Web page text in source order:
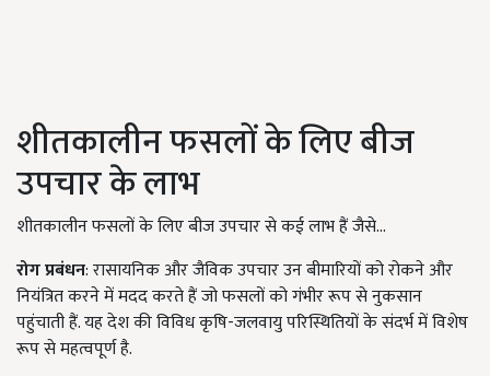
शीतकालीन फसलों के लिए बीज
उपचार के लाभ
शीतकालीन फसलों के लिए बीज उपचार से कई लाभ हैं जैसे...
रोग प्रबंधन: रासायनिक और जैविक उपचार उन बीमारियों को रोकने और
नियंत्रित करने में मदद करते हैं जो फसलों को गंभीर रूप से नुकसान
पहुंचाती हैं. यह देश की विविध कृषि-जलवायु परिस्थितियों के संदर्भ में विशेष
रूप से महत्वपूर्ण है.